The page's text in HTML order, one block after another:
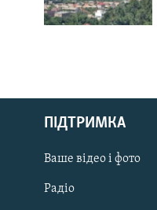
Русский
Qırımtatar
ДОЛУЧАЙСЯ!
ПІДТРИМКА
Ваше відео і фото
Радіо